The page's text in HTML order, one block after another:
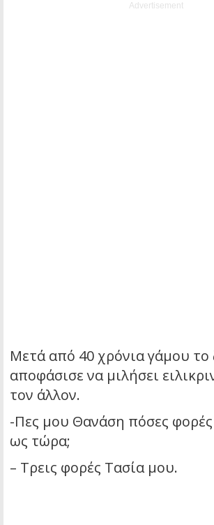
Advertisement
Μετά από 40 χρόνια γάμου το
αποφάσισε να μιλήσει
τον άλλον.
-Πες μου Θανάση πόσες
ως τώρα;
– Τρεις φορές Τασία μου.